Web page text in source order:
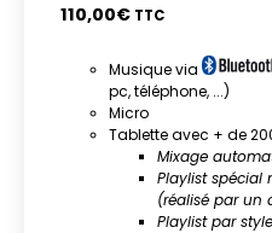
110,00€ TTC
Musique via
pc, téléphone, ...)
Micro
Tablette avec + de
Mixage
Playlist spécial
(réalisé par un
Playlist par